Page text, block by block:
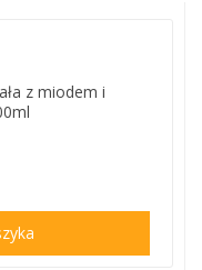
z miodem i